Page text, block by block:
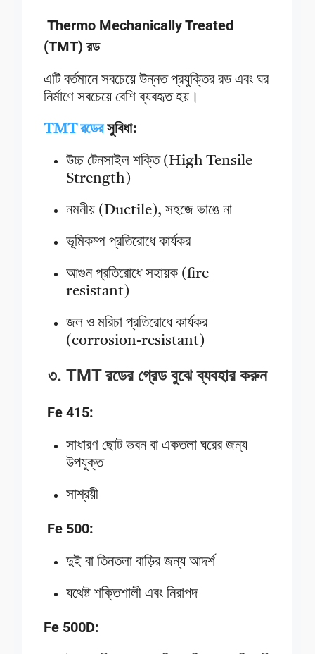
Thermo Mechanically Treated
(TMT) রড
এটি বর্তমানে সবচেয়ে উন্নত প্রযুক্তির রড এবং ঘর
নির্মাণে সবচেয়ে বেশি ব্যবহৃত হয়।
TMT রডেরসুবিধা:
উচ্চ টেনসাইল শক্তি (High Tensile
Strength)
নমনীয় (Ductile), সহজে ভাঙে না
ভূমিকম্প প্রতিরোধে কার্যকর
আগুন প্রতিরোধে সহায়ক (fire
resistant)
জল ও মরিচা প্রতিরোধে কার্যকর
(corrosion-resistant)
৩. TMT রডের গ্রেড বুঝে ব্যবহার করুন
Fe 415:
সাধারণ ছোট ভবন বা একতলা ঘরের জন্য
উপযুক্ত
সাশ্রয়ী
Fe 500:
দুই বা তিনতলা বাড়ির জন্য আদর্শ
যথেষ্ট শক্তিশালী এবং নিরাপদ
Fe 500D: